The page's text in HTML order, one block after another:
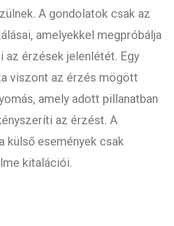
A gondolatok csak az
amelyekkel megpróbálja
az érzések jelenlétét. Egy
viszont az érzés mögött
amely adott pillanatban
az érzést. A
külső események csak
kitalációi.